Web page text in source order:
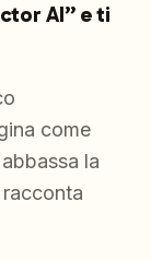
AI” e ti
come
la